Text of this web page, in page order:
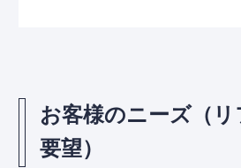
お客様のニーズ（
要望）